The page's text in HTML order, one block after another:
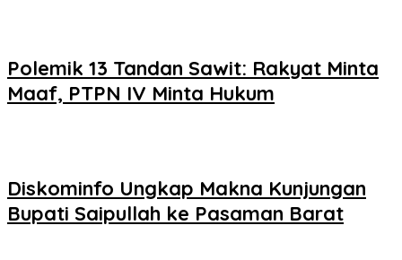
Polemik 13 Tandan Sawit: Rakyat Minta
Maaf, PTPN IV Minta Hukum
Diskominfo Ungkap Makna Kunjungan
Bupati Saipullah ke Pasaman Barat